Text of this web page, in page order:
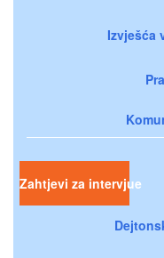
Izvješća
Zahtjevi za intervjue